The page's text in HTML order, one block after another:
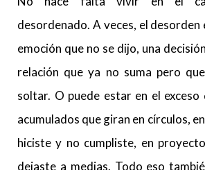
desordenado. A veces, el desorden
emoción que no se dijo, una
relación que ya no suma pero
soltar. O puede estar en el exceso
acumulados que giran en círculos,
hiciste y no cumpliste, en
dejaste a medias. Todo eso